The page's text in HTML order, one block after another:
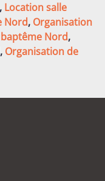
, Location salle
Nord, Organisation
Nord,
, Organisation de